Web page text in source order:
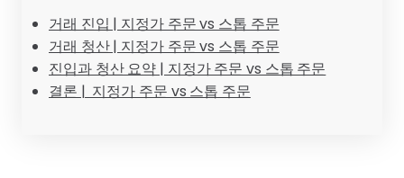
거래 진입 | 지정가 주문 vs 스톱 주문
거래 청산 | 지정가 주문 vs 스톱 주문
진입과 청산 요약 | 지정가 주문 vs 스톱 주문
결론 | 지정가 주문 vs 스톱 주문